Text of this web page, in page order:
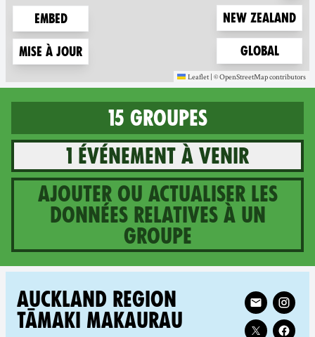
Embed
Mise à jour
Zoom to
New Zealand
Zoom to
Global
Leaflet | ©OpenStreetMap
(nouvelle fenêtre)contributors
(nouvelle
15 groupes
1 événement à venir
Ajouter ou actualiser les
données relatives à un
groupe
15 groups in New Zealand
AUCKLAND REGION
TĀMAKI MAKAURAU
Follow XR